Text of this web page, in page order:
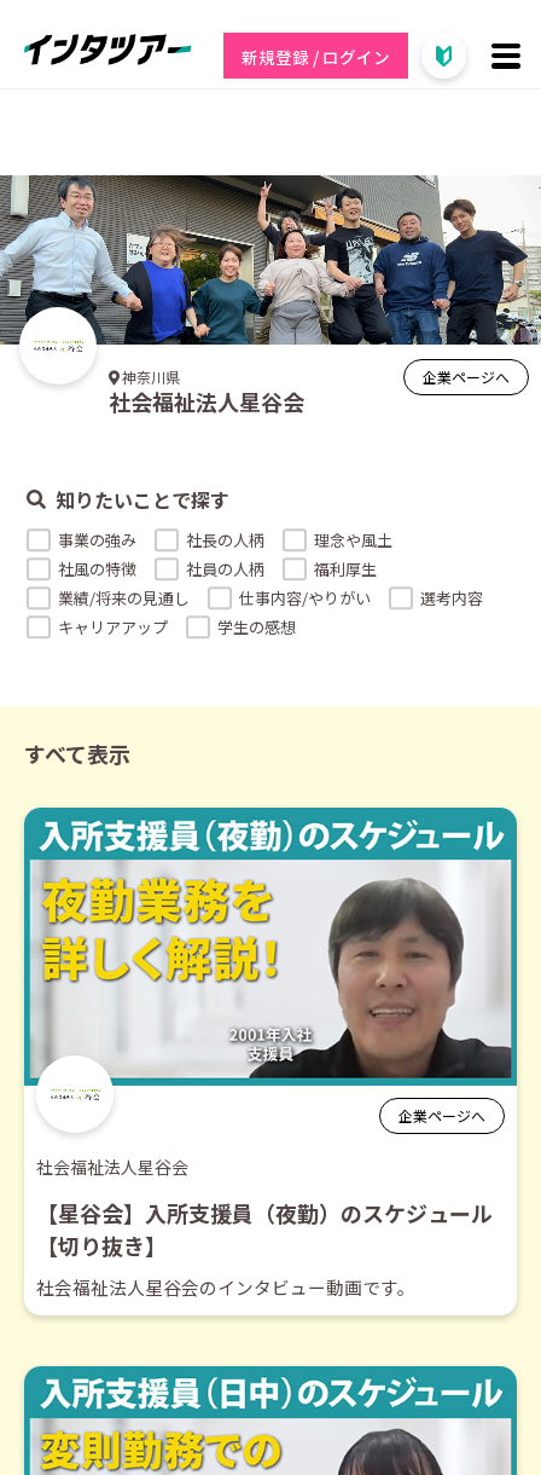
新規登録 / ログイン
神奈川県
社会福祉法人星谷会
企業ページへ
知りたいことで探す
事業の強み 社長の人柄
理念や風土
社風の特徴
社員の人柄
福利厚生
業績/将来の見通し
仕事内容/やりがい
選考内容
キャリアアップ
学生の感想
すべて表示
企業ページへ
社会福祉法人星谷会
【星谷会】入所支援員（夜勤）のスケジュール
【切り抜き】
社会福祉法人星谷会のインタビュー動画です。